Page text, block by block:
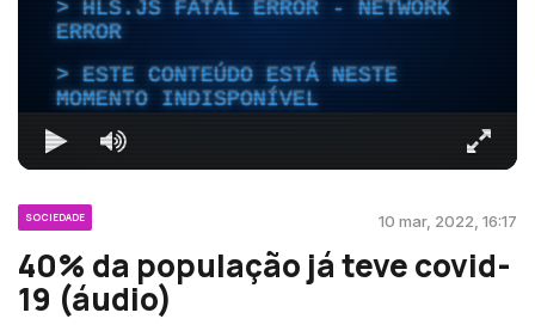
HLS.JS FATAL ERROR - NETWORK
ERROR
ESTE CONTEÚDO ESTÁ NESTE
MOMENTO INDISPONÍVEL
SOCIEDADE 10 mar, 2022, 16:17
40% da população já teve covid-
19 (áudio)